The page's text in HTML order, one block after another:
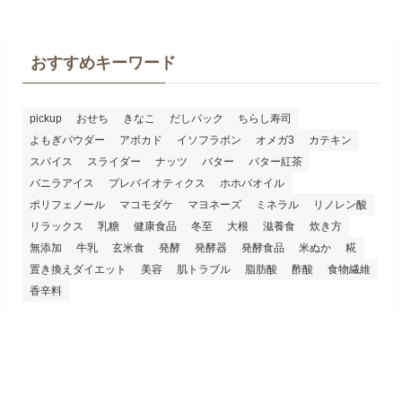
おすすめキーワード
pickup おせち きなこ だしパック
ちらし寿司
よもぎパウダー
アボカド イソフラボン オメガ3
カテキン
スパイス
スライダー ナッツ バター
バター紅茶
バニラアイス
プレバイオティクス
ホホバオイル
ポリフェノール
マコモダケ マヨネーズ ミネラル
リノレン酸
リラックス
乳糖 健康食品 冬至 大根 滋養食
炊き方
無添加
牛乳 玄米食 発酵 発酵器 発酵食品 米ぬか
糀
置き換えダイエット
美容 肌トラブル 脂肪酸 酢酸
食物繊維
香辛料